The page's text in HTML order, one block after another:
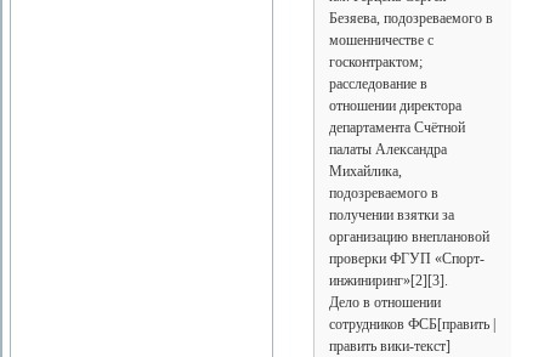
Безяева, подозреваемого в
мошенничестве с
госконтрактом;
расследование в
отношении директора
департамента Счётной
палаты Александра
Михайлика,
подозреваемого в
получении взятки за
организацию внеплановой
проверки ФГУП «Спорт-
инжиниринг»[2][3].
Дело в отношении
сотрудников ФСБ[править |
править вики-текст]